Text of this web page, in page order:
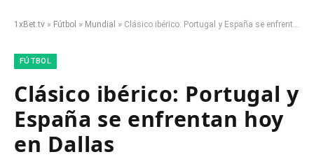
1xBet.tv » Fútbol » Mundial » Clásico ibérico: Portugal y España se enfrentan hoy en Dallas
FÚTBOL
Clásico ibérico: Portugal y
España se enfrentan hoy
en Dallas